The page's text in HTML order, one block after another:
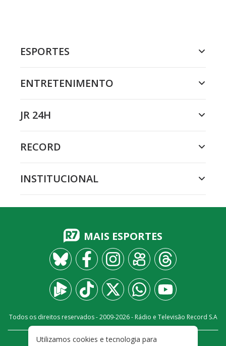
ESPORTES
ENTRETENIMENTO
JR 24H
RECORD
INSTITUCIONAL
MAIS ESPORTES
Todos os direitos reservados - 2009-2026- Rádio e Televisão Record S.A
Utilizamos cookies e tecnologia para